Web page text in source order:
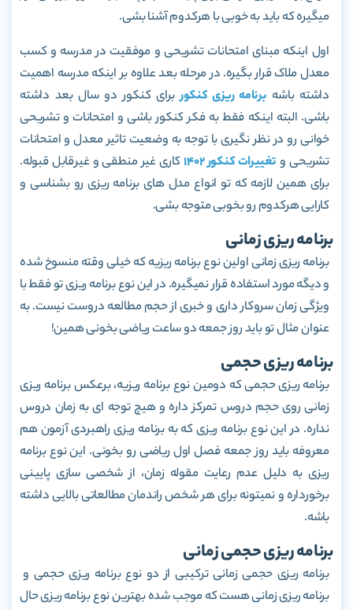
می­گیره که باید به خوبی با هرکدوم آشنا بشی.
اول اینکه مبنای امتحانات تشریحی و موفقیت در مدرسه و کسب
معدل ملاک قرار بگیره. در مرحله بعد علاوه بر اینکه مدرسه اهمیت
داشته باشه برنامه ریزی کنکوربرای کنکور دو سال بعد داشته
باشی. البته اینکه فقط به فکر کنکور باشی و امتحانات و تشریحی
خوانی رو در نظر نگیری با توجه به وضعیت تاثیر معدل و امتحانات
تشریحی و تغییرات کنکور 1402
کاری غیر منطقی و غیرقابل قبوله.
برای همین لازمه که تو انواع مدل های برنامه ریزی رو بشناسی و
کارایی هرکدوم رو بخوبی متوجه بشی.
برنامه ریزی زمانی
برنامه ریزی زمانی اولین نوع برنامه ریزیه که خیلی وقته منسوخ شده
و دیگه مورد استفاده قرار نمیگیره. در این نوع برنامه ریزی تو فقط با
ویژگی زمان سروکار داری و خبری از حجم مطالعه دروست نیست. به
عنوان مثال تو باید روز جمعه دو ساعت ریاضی بخونی همین!
برنامه ریزی حجمی
برنامه ریزی حجمی که دومین نوع برنامه ریزیه، برعکس برنامه ریزی
زمانی روی حجم دروس تمرکز داره و هیچ توجه ای به زمان دروس
نداره. در این نوع برنامه ریزی که به برنامه ریزی راهبردی آزمون هم
معروفه باید روز جمعه فصل اول ریاضی رو بخونی. این نوع برنامه
ریزی به دلیل عدم رعایت مقوله زمان، از شخصی سازی پایینی
برخورداره و نمیتونه برای هر شخص راندمان مطالعاتی بالایی داشته
باشه.
برنامه ریزی حجمی زمانی
برنامه ریزی حجمی زمانی ترکیبی از دو نوع برنامه ریزی حجمی و
برنامه ریزی زمانی هست که موجب شده بهترین نوع برنامه ریزی حال